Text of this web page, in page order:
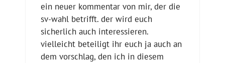
ein neuer kommentar von mir, der die
sv-wahl betrifft. der wird euch
sicherlich auch interessieren.
vielleicht beteiligt ihr euch ja auch an
dem vorschlag, den ich in diesem